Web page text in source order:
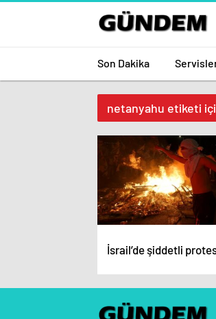
Son Dakika
netanyahu etiketi
İsrail’de şiddetli